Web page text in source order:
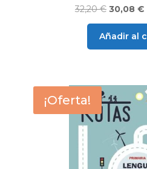
32,20€ El
precio
original
era:
30,08 €
Añadir al
¡Oferta!